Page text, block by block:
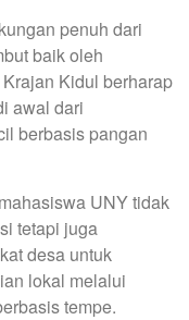
penuh dari
baik oleh
Kidul berharap
awal dari
berbasis pangan
UNY tidak
tetapi juga
desa untuk
lokal melalui
tempe.